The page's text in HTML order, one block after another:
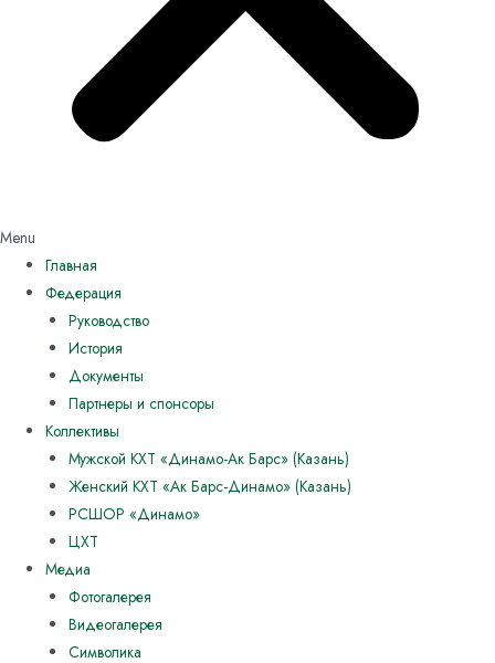
Menu
Главная
Федерация
Руководство
История
Документы
Партнеры и спонсоры
Коллективы
Мужской КХТ «Динамо-Ак Барс» (Казань)
Женский КХТ «Ак Барс-Динамо» (Казань)
РСШОР «Динамо»
ЦХТ
Медиа
Фотогалерея
Видеогалерея
Символика